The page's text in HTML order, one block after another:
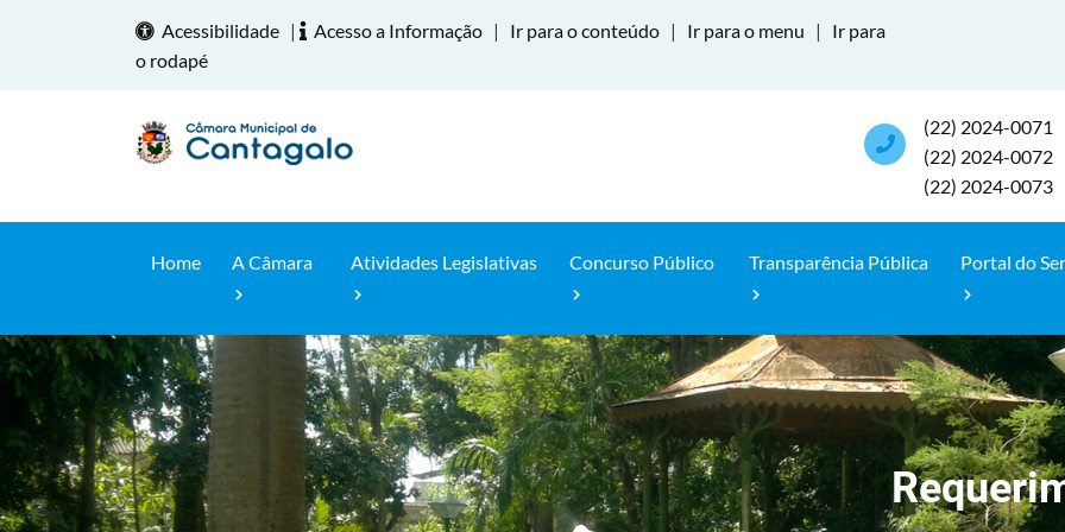
Acessibilidade | Acesso a Informação | Ir para o conteúdo | Ir para o menu |
Ir para
o rodapé
(22) 2024-0071
(22) 2024-0072
(22) 2024-0073
Home A Câmara Atividades Legislativas Concurso Público Transparência Pública Portal do